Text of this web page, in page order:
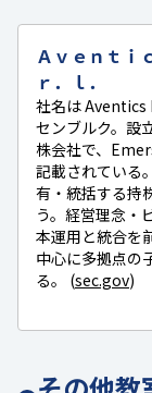
Ａｖｅｎｔ
ｒ．ｌ．
社名は Aventics
センブルク。設
株会社で、
記載されている
有・統括する持
う。経営理念・
本運用と統合を
中心に多拠点の
る。 (sec.gov)